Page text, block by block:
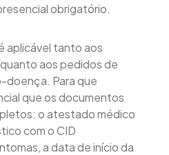
obrigatório.
aplicável tanto aos
aos pedidos de
doença. Para que
que os documentos
o atestado médico
com o CID
a data de início da